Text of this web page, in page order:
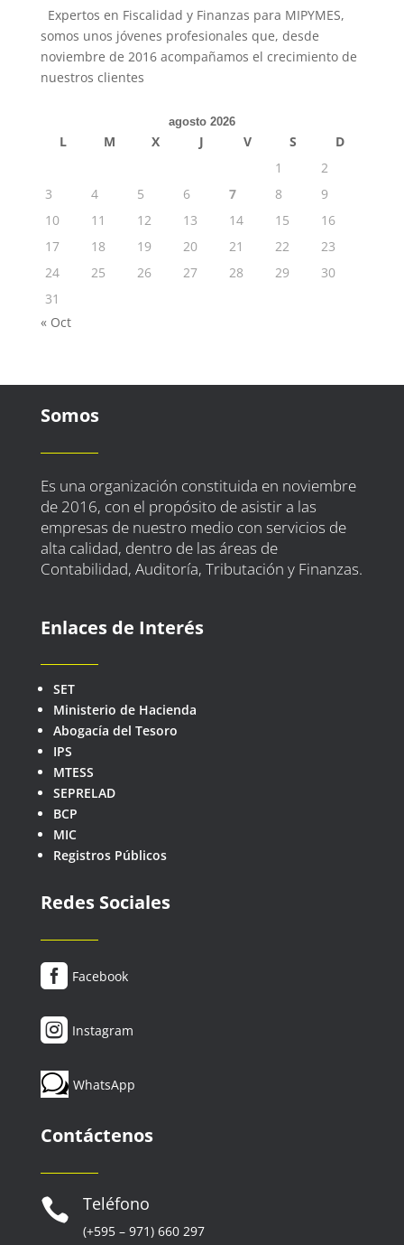
Expertos en Fiscalidad y Finanzas para MIPYMES,
somos unos jóvenes profesionales que, desde
noviembre de 2016 acompañamos el crecimiento de
nuestros clientes
agosto 2026
L M X J V S
D
1
2
3
4 5 6 7 8
9
10
11 12 13 14 15
16
17
18 19 20 21 22
23
24
25 26 27 28 29
30
31
« Oct
Somos
Es una organización constituida en noviembre
de 2016, con el propósito de asistir a las
empresas de nuestro medio con servicios de
alta calidad, dentro de las áreas de
Contabilidad, Auditoría, Tributación y Finanzas.
Enlaces de Interés
SET
Ministerio de Hacienda
Abogacía del Tesoro
IPS
MTESS
SEPRELAD
BCP
MIC
Registros Públicos
Redes Sociales
 Facebook
 Instagram
w WhatsApp
Contáctenos
 Teléfono
(+595 – 971) 660 297